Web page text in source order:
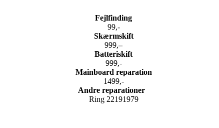
Fejlfinding
99,-
Skærmskift
999,–
Batteriskift
999,-
Mainboard reparation
1499,-
Andre reparationer
Ring 22191979